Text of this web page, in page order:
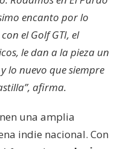
encanto por lo
el Golf GTI, el
le dan a la pieza un
lo nuevo que siempre
afirma.
una amplia
indie nacional. Con